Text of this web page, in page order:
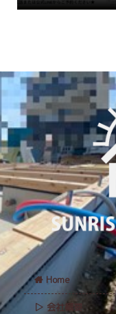
Home
会社概要